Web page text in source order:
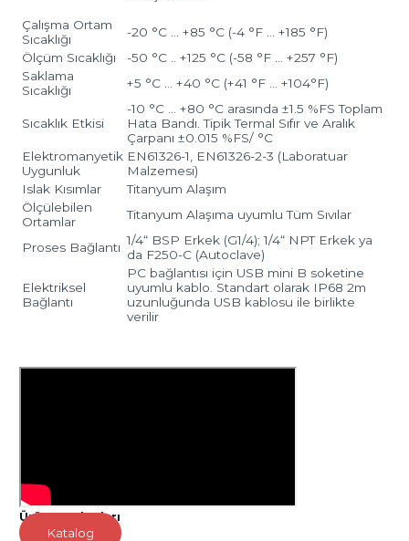
Çalışma Ortam
Sıcaklığı
-20 °C … +85 °C (-4 °F … +185 °F)
Ölçüm Sıcaklığı
-50 °C .. +125 °C (-58 °F … +257 °F)
Saklama
Sıcaklığı
+5 °C … +40 °C (+41 °F … +104°F)
Sıcaklık Etkisi
-10 °C … +80 °C arasında ±1.5 %FS Toplam
Hata Bandı. Tipik Termal Sıfır ve Aralık
Çarpanı ±0.015 %FS/ °C
Elektromanyetik
Uygunluk
EN61326-1, EN61326-2-3 (Laboratuar
Malzemesi)
Islak Kısımlar
Titanyum Alaşım
Ölçülebilen
Ortamlar
Titanyum Alaşıma uyumlu Tüm Sıvılar
Proses Bağlantı 1/4“ BSP Erkek (G1/4); 1/4“ NPT Erkek ya
da F250-C (Autoclave)
Elektriksel
Bağlantı
PC bağlantısı için USB mini B soketine
uyumlu kablo. Standart olarak IP68 2m
uzunluğunda USB kablosu ile birlikte
verilir
Ürün Katalogları
Katalog